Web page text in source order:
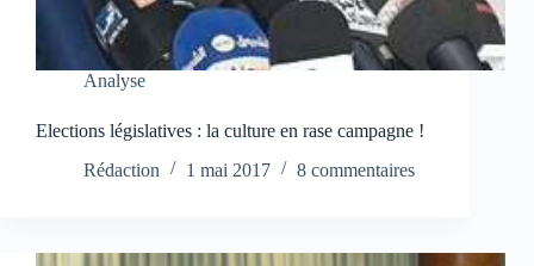
Analyse
Elections législatives : la culture en rase campagne !
Rédaction
1 mai 2017 8 commentaires